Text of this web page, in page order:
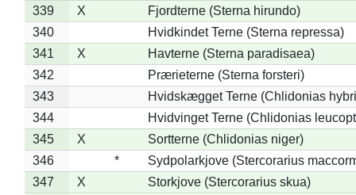
339
X
Fjordterne (Sterna hirundo)
340
Hvidkindet Terne (Sterna repressa)
341
X
Havterne (Sterna paradisaea)
342
Prærieterne (Sterna forsteri)
343
Hvidskægget Terne (Chlidonias
344
Hvidvinget Terne (Chlidonias
345
X
Sortterne (Chlidonias niger)
346
*
Sydpolarkjove (Stercorarius
347
X
Storkjove (Stercorarius skua)